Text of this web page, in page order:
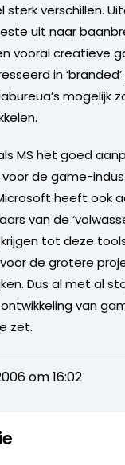
verschillen.
uit naar
vooral creatieve
in
mogelijk
MS het goed
voor de game-
heeft ook
van de
tot deze
de grotere
Dus al met al
van
zet.
om 16:02